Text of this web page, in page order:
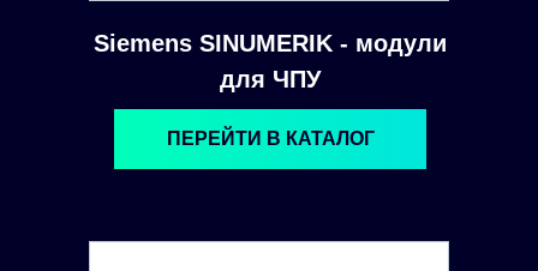
Siemens SINUMERIK - модули
для ЧПУ
ПЕРЕЙТИ В КАТАЛОГ